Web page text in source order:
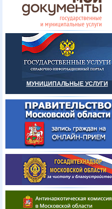
МУНИЦИПАЛЬНЫЕ УСЛУГИ